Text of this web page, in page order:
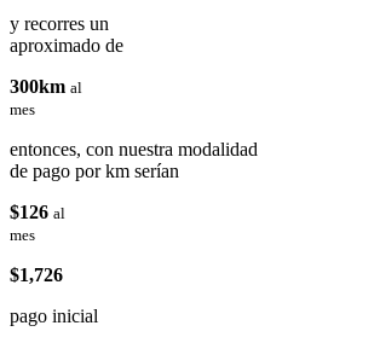
y recorres un
aproximado de
300km al
mes
entonces, con nuestra modalidad
de pago por km serían
$126 al
mes
$1,726
pago inicial